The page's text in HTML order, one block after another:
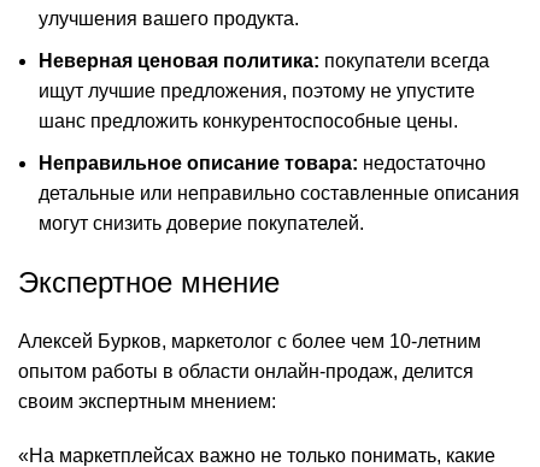
улучшения вашего продукта.
Неверная ценовая политика: покупатели всегда
ищут лучшие предложения, поэтому не упустите
шанс предложить конкурентоспособные цены.
Неправильное описание товара: недостаточно
детальные или неправильно составленные описания
могут снизить доверие покупателей.
Экспертное мнение
Алексей Бурков, маркетолог с более чем 10-летним
опытом работы в области онлайн-продаж, делится
своим экспертным мнением:
«На маркетплейсах важно не только понимать, какие